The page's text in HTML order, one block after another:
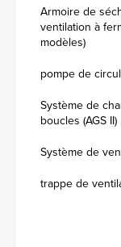
Armoire de
ventilation à
modèles)
pompe de
Système de
boucles (AGS II)
Système de
trappe de